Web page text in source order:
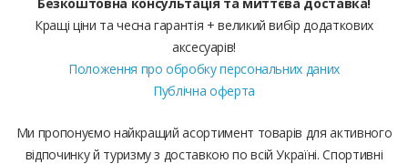
Кращі ціни та чесна гарантія + великий вибір додаткових
аксесуарів!
Положення про обробку персональних даних
Публічна оферта
Ми пропонуємо найкращий асортимент товарів для активного
відпочинку й туризму з доставкою по всій Україні. Спортивні